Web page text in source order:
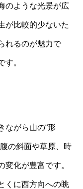
のような光景が広
が比較的少ないた
れるのが魅力で
す。
ながら山の“形
の斜面や草原、時
化が豊富です。
くに西方向への眺